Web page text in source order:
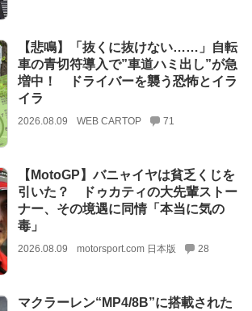
【悲鳴】「抜くに抜けない……」自転
車の青切符導入で”車道ハミ出し”が急
増中！ ドライバーを襲う恐怖とイラ
イラ
2026.08.09 WEB CARTOP 71
【MotoGP】バニャイヤは貧乏くじを
引いた？ ドゥカティの大先輩ストー
ナー、その境遇に同情「本当に気の
毒」
2026.08.09 motorsport.com 日本版 28
マクラーレン“MP4/8B”に搭載された